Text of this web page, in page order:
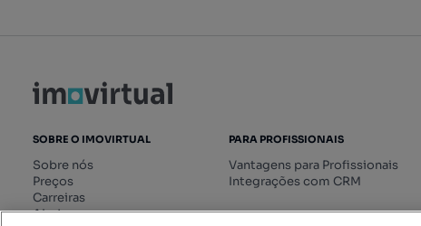
SOBRE O IMOVIRTUAL
Sobre nós
Preços
Carreiras
Ajuda
PARA PROFISSIONAIS
Vantagens para Profissionais
Integrações com CRM